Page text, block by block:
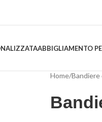
ABBIGLIAMENTO
Home/Bandiere